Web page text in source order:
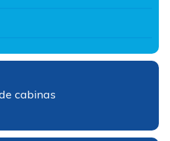
cabinas